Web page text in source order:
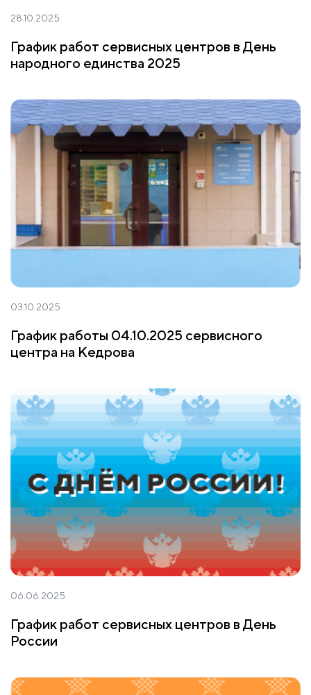
28.10.2025
График работ сервисных центров в День
народного единства 2025
03.10.2025
График работы 04.10.2025 сервисного
центра на Кедрова
06.06.2025
График работ сервисных центров в День
России